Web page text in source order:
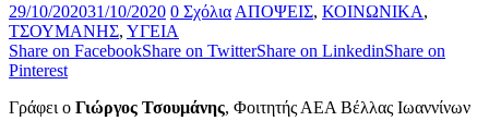
29/10/202031/10/2020 0 Σχόλια ΑΠΟΨΕΙΣ, ΚΟΙΝΩΝΙΚΑ,
ΤΣΟΥΜΑΝΗΣ, ΥΓΕΙΑ
Share on FacebookShare on TwitterShare on LinkedinShare on
Pinterest
Γράφει ο Γιώργος Τσουμάνης, Φοιτητής ΑΕΑ Βέλλας Ιωαννίνων